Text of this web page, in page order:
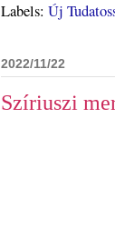
Labels: Új
2022/11/22
Szíriuszi